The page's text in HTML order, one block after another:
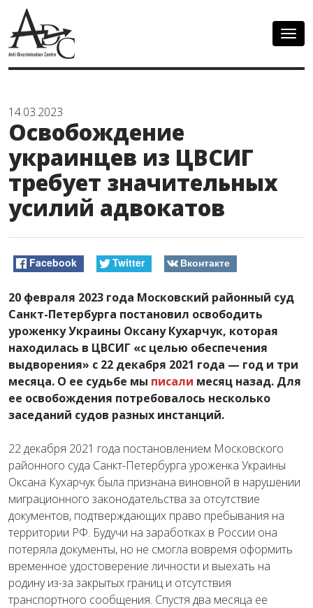
14.03.2023
Освобождение
украинцев из ЦВСИГ
требует значительных
усилий адвокатов
Facebook Twitter Вконтакте
20 февраля 2023 года Московский районный суд
Санкт-Петербурга постановил освободить
уроженку Украины Оксану Кухарчук, которая
находилась в ЦВСИГ «с целью обеспечения
выдворения» с 22 декабря 2021 года — год и три
месяца. О ее судьбе мы писали месяц назад. Для
ее освобождения потребовалось несколько
заседаний судов разных инстанций.
22 декабря 2021 года постановлением Московского
районного суда Санкт-Петербурга уроженка Украины
Оксана Кухарчук была признана виновной в нарушении
миграционного законодательства за отсутствие
документов, подтверждающих право пребывания на
территории РФ. Будучи на заработках в России она
потеряла документы, но не смогла вовремя оформить
временное удостоверение личности и выехать на
родину из-за закрытых границ и отсутствия
транспортного сообщения. Спустя два месяца ее